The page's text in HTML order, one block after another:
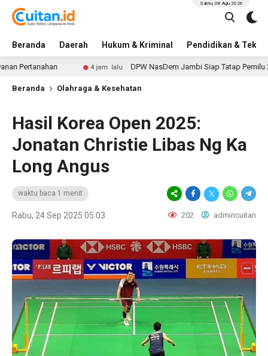
Beranda Daerah Hukum & Kriminal Pendidikan &
Sabtu, 08 Agu 2026
4 jam lalu DPW NasDem Jambi Siap Tatap Pemilu 2029
Beranda Olahraga & Kesehatan
Hasil Korea Open 2025:
Jonatan Christie Libas Ng Ka
Long Angus
waktu baca 1 menit
Rabu, 24 Sep 2025 05:03 202 admincuitan